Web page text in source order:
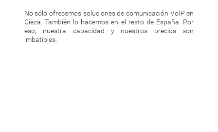
No sólo ofrecemos soluciones de comunicación VoIP en
Cieza. También lo hacemos en el resto de España. Por
eso, nuestra capacidad y nuestros precios son
imbatibles.